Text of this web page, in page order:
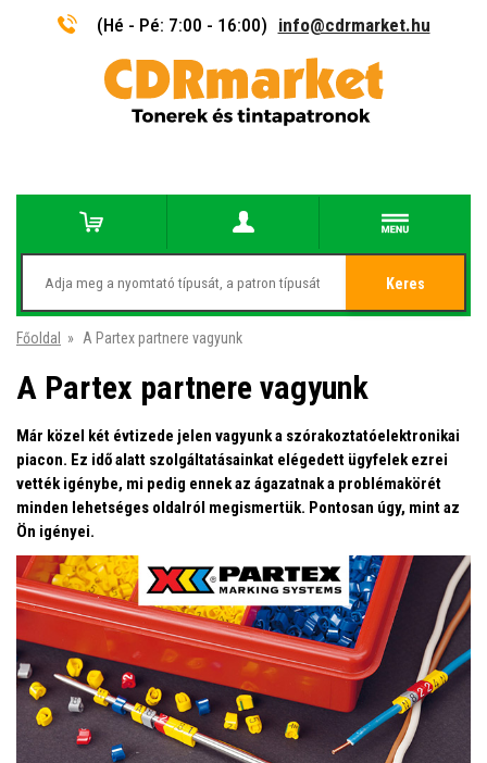
(Hé - Pé: 7:00 - 16:00) info@cdrmarket.hu
Keres
Főoldal » A Partex partnere vagyunk
A Partex partnere vagyunk
Már közel két évtizede jelen vagyunk a szórakoztatóelektronikai
piacon. Ez idő alatt szolgáltatásainkat elégedett ügyfelek ezrei
vették igénybe, mi pedig ennek az ágazatnak a problémakörét
minden lehetséges oldalról megismertük. Pontosan úgy, mint az
Ön igényei.